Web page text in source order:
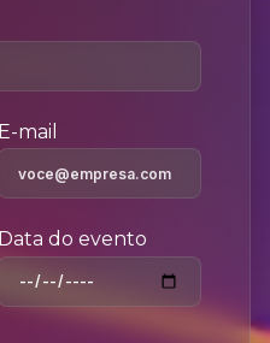
E-mail
Data do evento